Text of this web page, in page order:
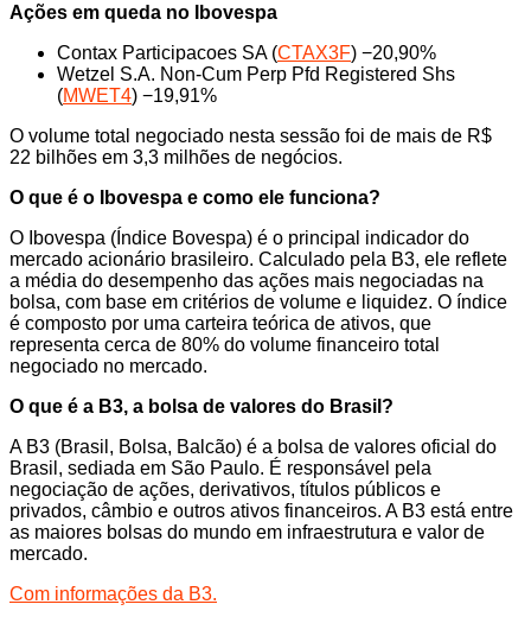
Ações em queda no Ibovespa
Contax Participacoes SA (CTAX3F) −20,90%
Wetzel S.A. Non-Cum Perp Pfd Registered Shs
(MWET4) −19,91%
O volume total negociado nesta sessão foi de mais de R$
22 bilhões em 3,3 milhões de negócios.
O que é o Ibovespa e como ele funciona?
O Ibovespa (Índice Bovespa) é o principal indicador do
mercado acionário brasileiro. Calculado pela B3, ele reflete
a média do desempenho das ações mais negociadas na
bolsa, com base em critérios de volume e liquidez. O índice
é composto por uma carteira teórica de ativos, que
representa cerca de 80% do volume financeiro total
negociado no mercado.
O que é a B3, a bolsa de valores do Brasil?
A B3 (Brasil, Bolsa, Balcão) é a bolsa de valores oficial do
Brasil, sediada em São Paulo. É responsável pela
negociação de ações, derivativos, títulos públicos e
privados, câmbio e outros ativos financeiros. A B3 está entre
as maiores bolsas do mundo em infraestrutura e valor de
mercado.
Com informações da B3.